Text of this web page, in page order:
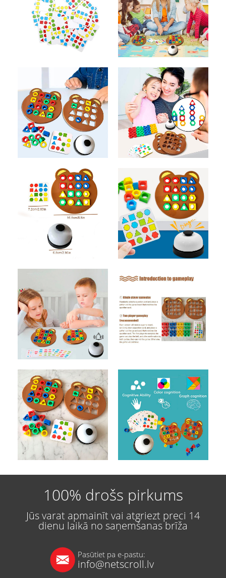
100% drošs pirkums
Jūs varat apmainīt vai atgriezt preci 14
dienu laikā no saņemšanas brīža
Pasūtiet pa e-pastu:
info@netscroll.lv